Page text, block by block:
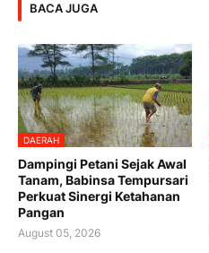
BACA JUGA
DAERAH
Dampingi Petani Sejak Awal
Tanam, Babinsa Tempursari
Perkuat Sinergi Ketahanan
Pangan
August 05, 2026